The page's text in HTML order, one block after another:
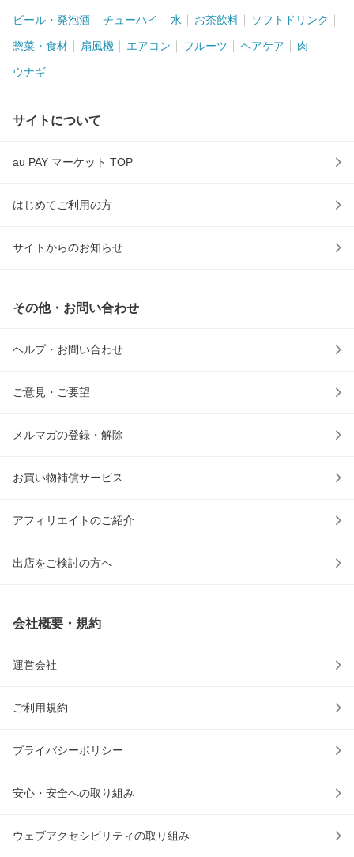
ビール・発泡酒 チューハイ 水 お茶飲料 ソフトドリンク
惣菜・食材 扇風機 エアコン フルーツ ヘアケア 肉
ウナギ
サイトについて
au PAY マーケット TOP
はじめてご利用の方
サイトからのお知らせ
その他・お問い合わせ
ヘルプ・お問い合わせ
ご意見・ご要望
メルマガの登録・解除
お買い物補償サービス
アフィリエイトのご紹介
出店をご検討の方へ
会社概要・規約
運営会社
ご利用規約
プライバシーポリシー
安心・安全への取り組み
ウェブアクセシビリティの取り組み